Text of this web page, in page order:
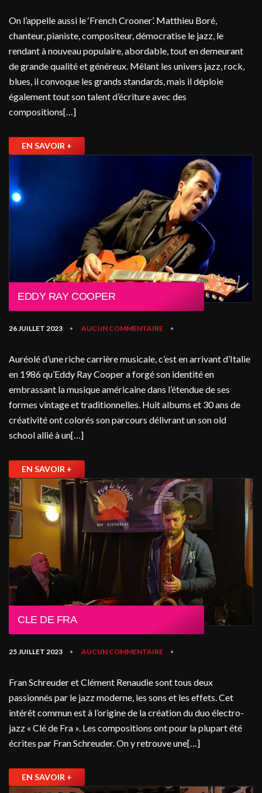
On l’appelle aussi le ‘French Crooner’. Matthieu Boré,
chanteur, pianiste, compositeur, démocratise le jazz, le
rendant à nouveau populaire, abordable, tout en demeurant
de grande qualité et généreux. Mêlant les univers jazz, rock,
blues, il convoque les grands standards, mais il déploie
également tout son talent d’écriture avec des
compositions[…]
EN SAVOIR +
EDDY RAY COOPER
26 JUILLET 2023 • AUCUN COMMENTAIRE •
Auréolé d’une riche carrière musicale, c’est en arrivant d’Italie
en 1986 qu’Eddy Ray Cooper a forgé son identité en
embrassant la musique américaine dans l’étendue de ses
formes vintage et traditionnelles. Huit albums et 30 ans de
créativité ont colorés son parcours délivrant un son old
school allié à un[…]
EN SAVOIR +
CLE DE FRA
25 JUILLET 2023 • AUCUN COMMENTAIRE •
Fran Schreuder et Clément Renaudie sont tous deux
passionnés par le jazz moderne, les sons et les effets. Cet
intérêt commun est à l’origine de la création du duo électro-
jazz « Clé de Fra ». Les compositions ont pour la plupart été
écrites par Fran Schreuder. On y retrouve une[…]
EN SAVOIR +